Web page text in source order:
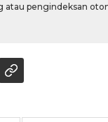
pengindeksan